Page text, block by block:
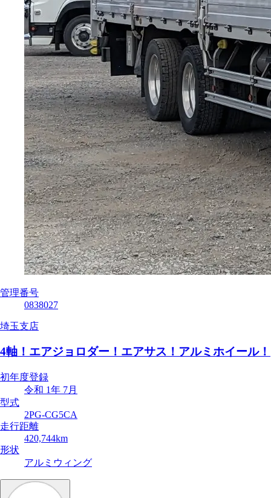
管理番号
0838027
埼玉支店
4軸！エアジョロダー！エアサス！アルミホイール！
初年度登録
令和 1年 7月
型式
2PG-CG5CA
走行距離
420,744km
形状
アルミウィング